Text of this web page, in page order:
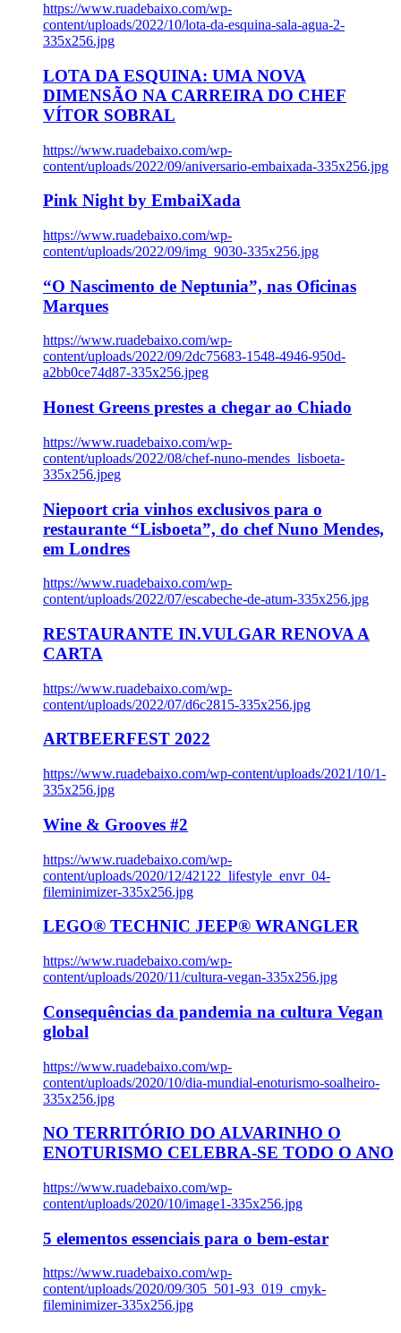
https://www.ruadebaixo.com/wp-
content/uploads/2022/10/lota-da-esquina-sala-agua-2-
335x256.jpg
LOTA DA ESQUINA: UMA NOVA
DIMENSÃO NA CARREIRA DO CHEF
VÍTOR SOBRAL
https://www.ruadebaixo.com/wp-
content/uploads/2022/09/aniversario-embaixada-335x256.jpg
Pink Night by EmbaiXada
https://www.ruadebaixo.com/wp-
content/uploads/2022/09/img_9030-335x256.jpg
“O Nascimento de Neptunia”, nas Oficinas
Marques
https://www.ruadebaixo.com/wp-
content/uploads/2022/09/2dc75683-1548-4946-950d-
a2bb0ce74d87-335x256.jpeg
Honest Greens prestes a chegar ao Chiado
https://www.ruadebaixo.com/wp-
content/uploads/2022/08/chef-nuno-mendes_lisboeta-
335x256.jpeg
Niepoort cria vinhos exclusivos para o
restaurante “Lisboeta”, do chef Nuno Mendes,
em Londres
https://www.ruadebaixo.com/wp-
content/uploads/2022/07/escabeche-de-atum-335x256.jpg
RESTAURANTE IN.VULGAR RENOVA A
CARTA
https://www.ruadebaixo.com/wp-
content/uploads/2022/07/d6c2815-335x256.jpg
ARTBEERFEST 2022
https://www.ruadebaixo.com/wp-content/uploads/2021/10/1-
335x256.jpg
Wine & Grooves #2
https://www.ruadebaixo.com/wp-
content/uploads/2020/12/42122_lifestyle_envr_04-
fileminimizer-335x256.jpg
LEGO® TECHNIC JEEP® WRANGLER
https://www.ruadebaixo.com/wp-
content/uploads/2020/11/cultura-vegan-335x256.jpg
Consequências da pandemia na cultura Vegan
global
https://www.ruadebaixo.com/wp-
content/uploads/2020/10/dia-mundial-enoturismo-soalheiro-
335x256.jpg
NO TERRITÓRIO DO ALVARINHO O
ENOTURISMO CELEBRA-SE TODO O ANO
https://www.ruadebaixo.com/wp-
content/uploads/2020/10/image1-335x256.jpg
5 elementos essenciais para o bem-estar
https://www.ruadebaixo.com/wp-
content/uploads/2020/09/305_501-93_019_cmyk-
fileminimizer-335x256.jpg